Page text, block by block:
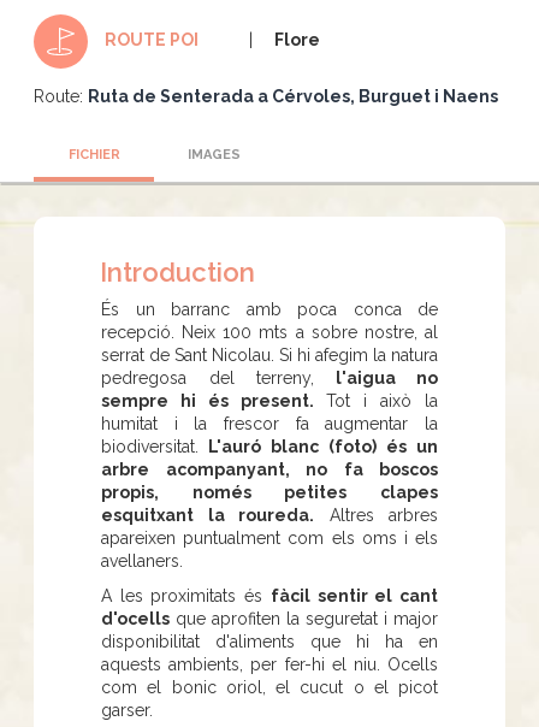
ROUTE POI Flore
Route: Ruta de Senterada a Cérvoles, Burguet i Naens
FICHIER IMAGES
Introduction
És un barranc amb poca conca de
recepció. Neix 100 mts a sobre nostre, al
serrat de Sant Nicolau. Si hi afegim la natura
pedregosa del terreny,
l'aigua no
sempre hi és present. Tot i això la
humitat i la frescor fa augmentar la
biodiversitat.
L'auró blanc (foto) és un
arbre acompanyant, no fa boscos
propis, només petites clapes
esquitxant la roureda. Altres arbres
apareixen puntualment com els oms i els
avellaners.
A les proximitats és fàcil sentir el cant
d'ocells que aprofiten la seguretat i major
disponibilitat d'aliments que hi ha en
aquests ambients, per fer-hi el niu. Ocells
com el bonic oriol, el cucut o el picot
garser.